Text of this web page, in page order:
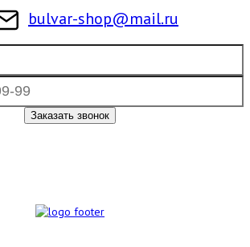
bulvar-shop@mail.ru